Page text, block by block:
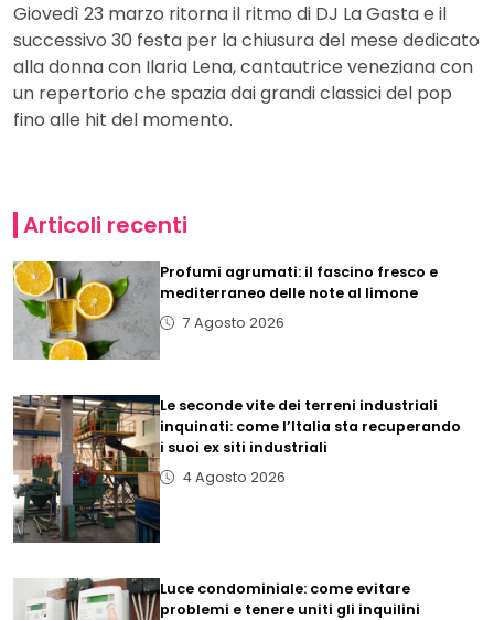
Giovedì 23 marzo ritorna il ritmo di DJ La Gasta e il
successivo 30 festa per la chiusura del mese dedicato
alla donna con Ilaria Lena, cantautrice veneziana con
un repertorio che spazia dai grandi classici del pop
fino alle hit del momento.
Articoli recenti
Profumi agrumati: il fascino fresco e
mediterraneo delle note al limone
7 Agosto 2026
Le seconde vite dei terreni industriali
inquinati: come l’Italia sta recuperando
i suoi ex siti industriali
4 Agosto 2026
Luce condominiale: come evitare
problemi e tenere uniti gli inquilini